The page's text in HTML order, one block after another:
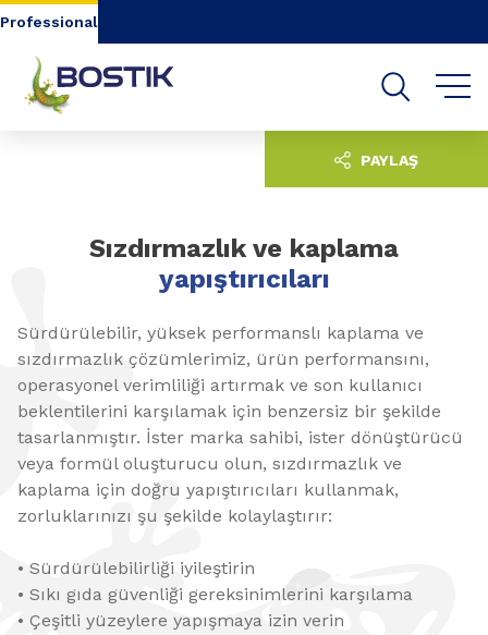
Go to content
Professional
Sızdırmazlık ve kaplama
yapıştırıcıları
Sürdürülebilir, yüksek performanslı kaplama ve
sızdırmazlık çözümlerimiz, ürün performansını,
operasyonel verimliliği artırmak ve son kullanıcı
beklentilerini karşılamak için benzersiz bir şekilde
tasarlanmıştır. İster marka sahibi, ister dönüştürücü
veya formül oluşturucu olun, sızdırmazlık ve
kaplama için doğru yapıştırıcıları kullanmak,
zorluklarınızı şu şekilde kolaylaştırır:
• Sürdürülebilirliği iyileştirin
• Sıkı gıda güvenliği gereksinimlerini karşılama
• Çeşitli yüzeylere yapışmaya izin verin
PAYLAŞ